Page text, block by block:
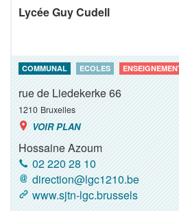
Lycée Guy Cudell
COMMUNAL ECOLES
rue de Liedekerke 66
1210 Bruxelles
VOIR PLAN
Hossaine Azoum
02 220 28 10
direction@lgc1210.be
www.sjtn-lgc.brussels